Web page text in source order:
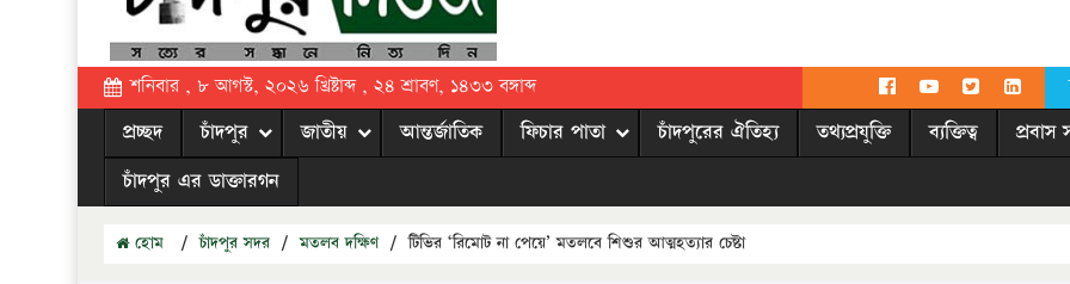
শনিবার , ৮ আগস্ট, ২০২৬ খ্রিষ্টাব্দ , ২৪ শ্রাবণ, ১৪৩৩ বঙ্গাব্দ
প্রচ্ছদ চাঁদপুর জাতীয় আন্তর্জাতিক ফিচার পাতা চাঁদপুরের ঐতিহ্য তথ্যপ্রযুক্তি ব্যক্তিত্ব প্রবাস
চাঁদপুর এর ডাক্তারগন
হোম / চাঁদপুর সদর / মতলব দক্ষিণ / টিভির ‘রিমোট না পেয়ে’ মতলবে শিশুর আত্মহত্যার চেষ্টা